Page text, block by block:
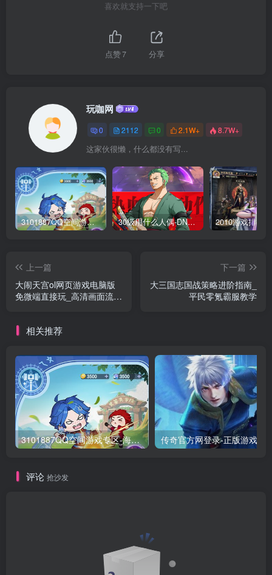
喜欢就支持一下吧
点赞7 分享
玩咖网
0 2112 0 2.1W+ 8.7W+
这家伙很懒，什么都没有写...
3101887QQ空间游戏专区-海量小游戏免费玩 30级用什么人偶-DNF新手升级人偶选择指南
上一篇
大闹天宫ol网页游戏电脑版
免微端直接玩_高清画面流畅
下一篇
大三国志国战策略进阶指南_
平民零氪霸服教学
相关推荐
3101887QQ空间游戏专区-海量小游戏免费玩
评论 抢沙发